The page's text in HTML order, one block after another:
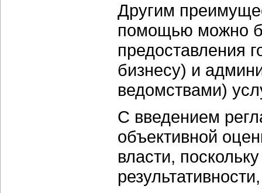
Другим
помощью можно
предоставления
бизнесу) и
ведомствами)
С введением
объективной
власти,